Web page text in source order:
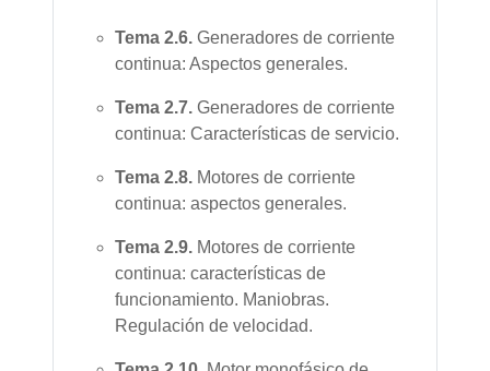
Tema 2.6. Generadores de corriente
continua: Aspectos generales.
Tema 2.7. Generadores de corriente
continua: Características de servicio.
Tema 2.8. Motores de corriente
continua: aspectos generales.
Tema 2.9. Motores de corriente
continua: características de
funcionamiento. Maniobras.
Regulación de velocidad.